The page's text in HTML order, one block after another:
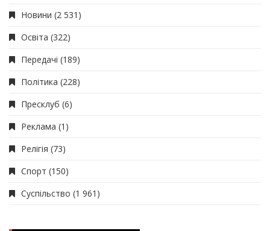
Новини (2 531)
Освіта (322)
Передачі (189)
Політика (228)
Пресклуб (6)
Реклама (1)
Релігія (73)
Спорт (150)
Суспільство (1 961)